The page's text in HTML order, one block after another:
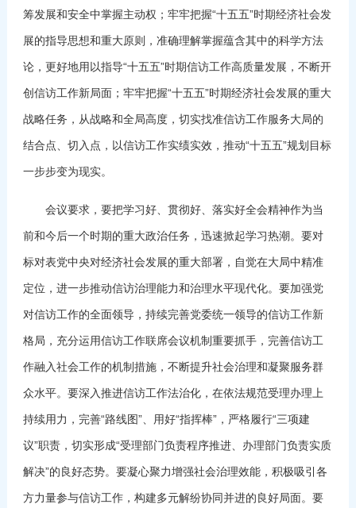
筹发展和安全中掌握主动权；牢牢把握“十五五”时期经济社会发
展的指导思想和重大原则，准确理解掌握蕴含其中的科学方法
论，更好地用以指导“十五五”时期信访工作高质量发展，不断开
创信访工作新局面；牢牢把握“十五五”时期经济社会发展的重大
战略任务，从战略和全局高度，切实找准信访工作服务大局的
结合点、切入点，以信访工作实绩实效，推动“十五五”规划目标
一步步变为现实。
会议要求，要把学习好、贯彻好、落实好全会精神作为当
前和今后一个时期的重大政治任务，迅速掀起学习热潮。要对
标对表党中央对经济社会发展的重大部署，自觉在大局中精准
定位，进一步推动信访治理能力和治理水平现代化。要加强党
对信访工作的全面领导，持续完善党委统一领导的信访工作新
格局，充分运用信访工作联席会议机制重要抓手，完善信访工
作融入社会工作的机制措施，不断提升社会治理和凝聚服务群
众水平。要深入推进信访工作法治化，在依法规范受理办理上
持续用力，完善“路线图”、用好“指挥棒”，严格履行“三项建
议”职责，切实形成“受理部门负责程序推进、办理部门负责实质
解决”的良好态势。要凝心聚力增强社会治理效能，积极吸引各
方力量参与信访工作，构建多元解纷协同并进的良好局面。要